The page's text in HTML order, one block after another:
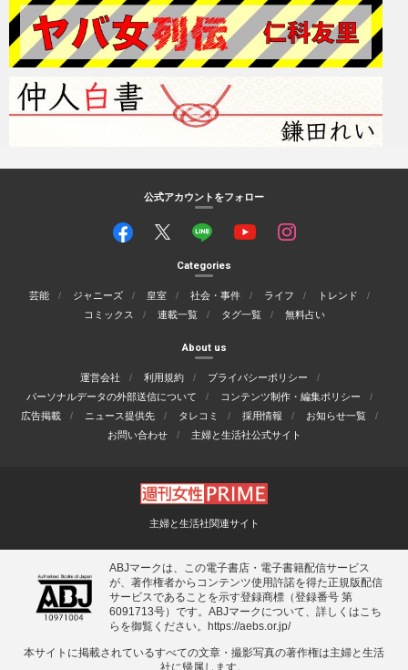
公式アカウントをフォロー
Categories
芸能 ジャニーズ 皇室 社会・事件 ライフ
トレンド
コミックス
連載一覧 タグ一覧 無料占い
About us
運営会社 利用規約
プライバシーポリシー
パーソナルデータの外部送信について
コンテンツ制作・編集ポリシー
広告掲載
ニュース提供先 タレコミ 採用情報
お知らせ一覧
お問い合わせ
主婦と生活社公式サイト
主婦と生活社関連サイト
ABJマークは、この電子書店・電子書籍配信サービス
が、著作権者からコンテンツ使用許諾を得た正規版配信
サービスであることを示す登録商標（登録番号 第
6091713号）です。ABJマークについて、詳しくはこち
らを御覧ください。
https://aebs.or.jp/
本サイトに掲載されているすべての⽂章・撮影写真の著作権は主婦と⽣活
社に帰属します。